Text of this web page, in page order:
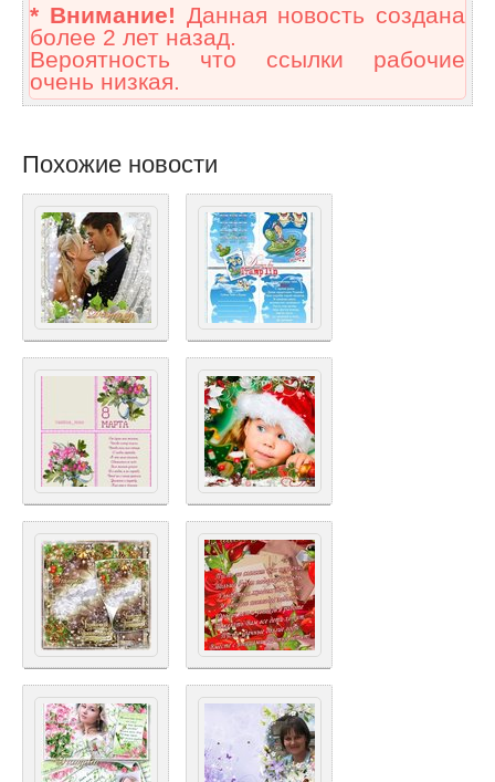
* Внимание! Данная новость создана
более 2 лет назад.
Вероятность что ссылки рабочие
очень низкая.
Похожие новости